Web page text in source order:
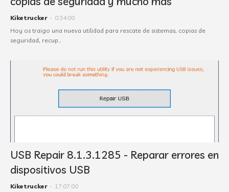
Kiketrucker - 0:34:00
Hoy os traigo una nueva utilidad para rescate de sistemas, copias de
seguridad, recup…
USB Repair 8.1.3.1285 - Reparar errores en
dispositivos USB
Kiketrucker - 17:07:00